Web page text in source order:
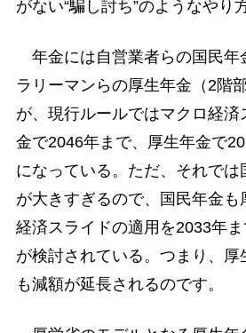
がない“騙し討ち”のようなやり
年金には自営業者らの国民年
ラリーマンらの厚生年金（2階
が、現行ルールではマクロ経済
金で2046年まで、厚生年金で
になっている。ただ、それでは
が大きすぎるので、国民年金も
経済スライドの適用を2033年
が検討されている。つまり、
も減額が延長されるのです。